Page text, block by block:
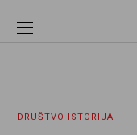
DRUŠTVO ISTORIJA